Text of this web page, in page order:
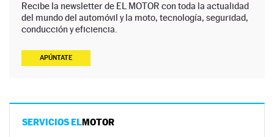
Recibe la newsletter de EL MOTOR con toda la actualidad
del mundo del automóvil y la moto, tecnología, seguridad,
conducción y eficiencia.
APÚNTATE
SERVICIOS ELMOTOR